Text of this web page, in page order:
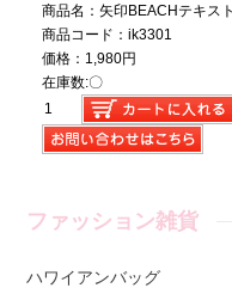
商品名：矢印BEACHテキス
商品コード：ik3301
価格：1,980円
在庫数:〇
ファッション雑貨
ハワイアンバッグ